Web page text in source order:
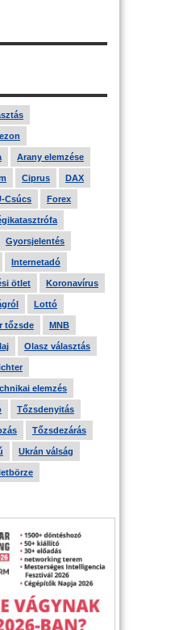
Arany elemzése
Ciprus DAX
Csúcs Forex
Gyorsjelentés
Internetadó
ötlet Koronavírus
Lottó
tőzsde MNB
Olasz választás
elemzés
Tőzsdenyitás
Tőzsdezárás
Ukrán válság